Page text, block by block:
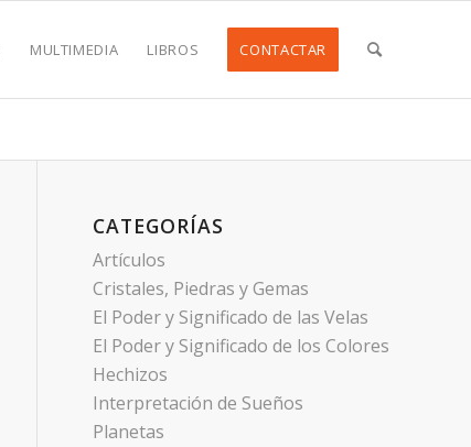
MULTIMEDIA LIBROS CONTACTAR
CATEGORÍAS
Artículos
Cristales, Piedras y Gemas
El Poder y Significado de las Velas
El Poder y Significado de los Colores
Hechizos
Interpretación de Sueños
Planetas